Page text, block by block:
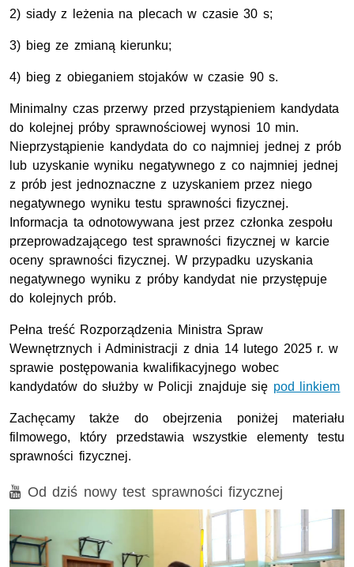
2) siady z leżenia na plecach w czasie 30 s;
3) bieg ze zmianą kierunku;
4) bieg z obieganiem stojaków w czasie 90 s.
Minimalny czas przerwy przed przystąpieniem kandydata
do kolejnej próby sprawnościowej wynosi 10 min.
Nieprzystąpienie kandydata do co najmniej jednej z prób
lub uzyskanie wyniku negatywnego z co najmniej jednej
z prób jest jednoznaczne z uzyskaniem przez niego
negatywnego wyniku testu sprawności fizycznej.
Informacja ta odnotowywana jest przez członka zespołu
przeprowadzającego test sprawności fizycznej w karcie
oceny sprawności fizycznej. W przypadku uzyskania
negatywnego wyniku z próby kandydat nie przystępuje
do kolejnych prób.
Pełna treść Rozporządzenia Ministra Spraw
Wewnętrznych i Administracji z dnia 14 lutego 2025 r. w
sprawie postępowania kwalifikacyjnego wobec
kandydatów do służby w Policji znajduje się pod linkiem
Zachęcamy także do obejrzenia poniżej materiału
filmowego, który przedstawia wszystkie elementy testu
sprawności fizycznej.
Film
Od dziś nowy test sprawności fizycznej